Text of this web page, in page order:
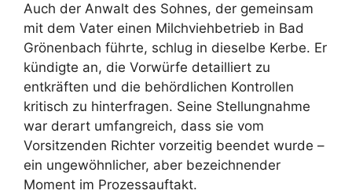
Auch der Anwalt des Sohnes, der gemeinsam
mit dem Vater einen Milchviehbetrieb in Bad
Grönenbach führte, schlug in dieselbe Kerbe. Er
kündigte an, die Vorwürfe detailliert zu
entkräften und die behördlichen Kontrollen
kritisch zu hinterfragen. Seine Stellungnahme
war derart umfangreich, dass sie vom
Vorsitzenden Richter vorzeitig beendet wurde –
ein ungewöhnlicher, aber bezeichnender
Moment im Prozessauftakt.